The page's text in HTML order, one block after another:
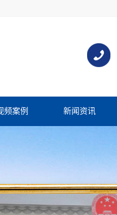
频案例 新闻资讯